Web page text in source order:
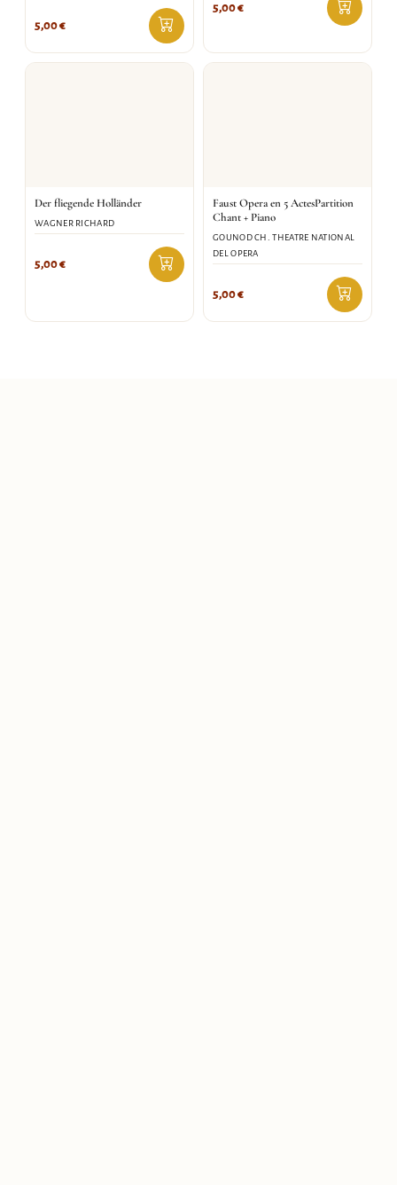
5,00€
5,00€
Der fliegende Holländer
WAGNER RICHARD
5,00€
Faust Opera en 5 ActesPartition
Chant + Piano
GOUNOD CH. THEATRE NATIONAL
DEL OPERA
5,00€